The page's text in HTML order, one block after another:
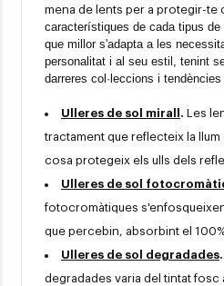
mena de lents per a protegir-te
característiques de cada tipus
que millor s'adapta a les
personalitat i al seu estil, tenint
darreres col·leccions i
Ulleres de sol mirall . Les
tractament que reflecteix la llum
cosa protegeix els ulls dels
Ulleres de sol
fotocromàtiques
que percebin, absorbint el
Ulleres de sol degradades.
degradades varia del tintat fosc